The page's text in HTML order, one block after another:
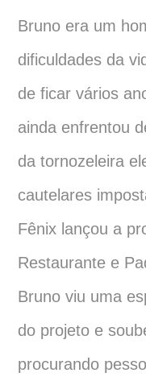
Bruno era um
dificuldades da
de ficar vários
ainda enfrentou
da tornozeleira
cautelares
Fênix lançou a
Restaurante e
Bruno viu uma
do projeto e
procurando